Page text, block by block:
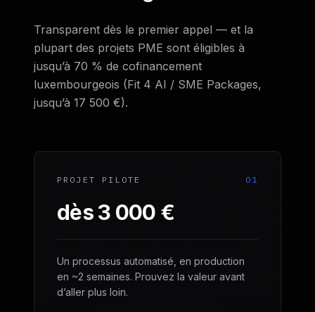
Transparent dès le premier appel — et la
plupart des projets PME sont éligibles à
jusqu’à 70 % de cofinancement
luxembourgeois (Fit 4 AI / SME Packages,
jusqu’à 17 500 €).
PROJET PILOTE 01
dès 3 000 €
Un processus automatisé, en production
en ~2 semaines. Prouvez la valeur avant
d’aller plus loin.